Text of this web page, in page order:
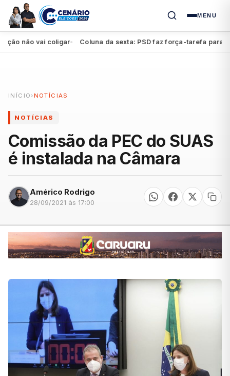
MENU
não vai coligar● Coluna da sexta: PSD faz força-tarefa para
INÍCIO › NOTÍCIAS
NOTÍCIAS
Comissão da PEC do SUAS
é instalada na Câmara
Américo Rodrigo
28/09/2021 às 17:00